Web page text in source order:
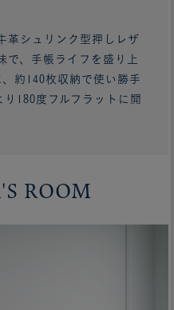
革シュリンク型押しレザ
で、手帳ライフを盛り上
約140枚収納で使い勝手
180度フルフラットに開
ROOM